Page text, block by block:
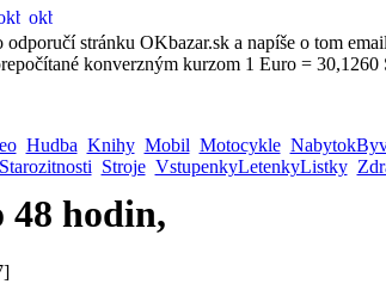
stránku OKbazar.sk a napíše o tom
konverzným kurzom 1 Euro = 30,1260
Hudba Knihy Mobil Motocykle
Stroje VstupenkyLetenkyListky
48 hodin,